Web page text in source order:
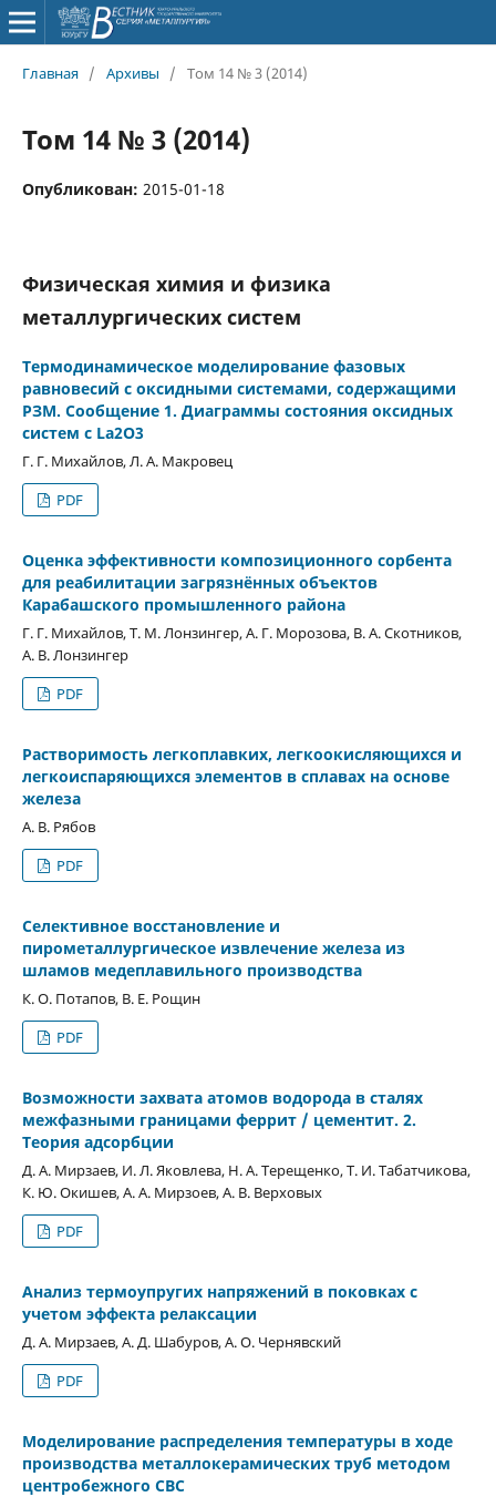
Главная / Архивы / Том 14 № 3 (2014)
Том 14 № 3 (2014)
Опубликован: 2015-01-18
Физическая химия и физика
металлургических систем
Термодинамическое моделирование фазовых
равновесий с оксидными системами, содержащими
РЗМ. Сообщение 1. Диаграммы состояния оксидных
систем с La2O3
Г. Г. Михайлов, Л. А. Макровец
PDF
Оценка эффективности композиционного сорбента
для реабилитации загрязнённых объектов
Карабашского промышленного района
Г. Г. Михайлов, Т. М. Лонзингер, А. Г. Морозова, В. А. Скотников,
А. В. Лонзингер
PDF
Растворимость легкоплавких, легкоокисляющихся и
легкоиспаряющихся элементов в сплавах на основе
железа
А. В. Рябов
PDF
Селективное восстановление и
пирометаллургическое извлечение железа из
шламов медеплавильного производства
К. О. Потапов, В. Е. Рощин
PDF
Возможности захвата атомов водорода в сталях
межфазными границами феррит / цементит. 2.
Теория адсорбции
Д. А. Мирзаев, И. Л. Яковлева, Н. А. Терещенко, Т. И. Табатчикова,
К. Ю. Окишев, А. А. Мирзоев, А. В. Верховых
PDF
Анализ термоупругих напряжений в поковках с
учетом эффекта релаксации
Д. А. Мирзаев, А. Д. Шабуров, А. О. Чернявский
PDF
Моделирование распределения температуры в ходе
производства металлокерамических труб методом
центробежного СВС